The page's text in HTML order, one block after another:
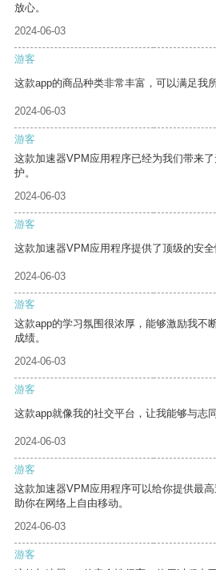
放心。
2024-06-03
游客
这款app的商品种类非常丰富，可以满足我
2024-06-03
游客
这款加速器VPM应用程序已经为我们带来
护。
2024-06-03
游客
这款加速器VPM应用程序提供了顶级的安全
2024-06-03
游客
这款app的学习氛围很浓厚，能够激励我不
成绩。
2024-06-03
游客
这款app就像我的社交平台，让我能够与志
2024-06-03
游客
这款加速器VPM应用程序可以给你提供最
助你在网络上自由移动。
2024-06-03
游客